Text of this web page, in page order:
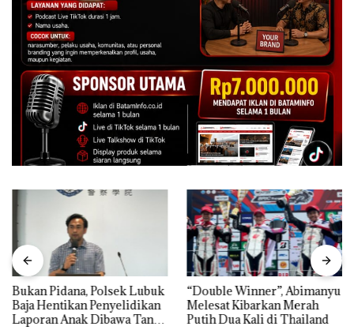
Bukan Pidana, Polsek Lubuk
Baja Hentikan Penyelidikan
Laporan Anak Dibawa Tanpa
“Double Winner”, Abimanyu
Melesat Kibarkan Merah
Putih Dua Kali di Thailand